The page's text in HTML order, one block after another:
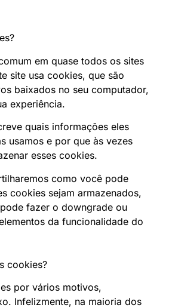
em quase todos os sites
site usa cookies, que são
baixados no seu computador,
experiência.
quais informações eles
usamos e por que às vezes
esses cookies.
como você pode
cookies sejam armazenados,
fazer o downgrade ou
da funcionalidade do
cookies?
por vários motivos,
Infelizmente, na maioria dos